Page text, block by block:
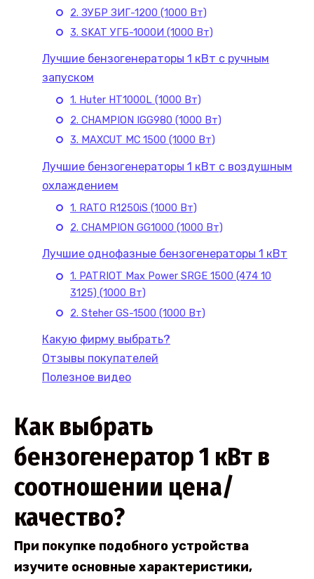
2. ЗУБР ЗИГ-1200 (1000 Вт)
3. SKAT УГБ-1000И (1000 Вт)
Лучшие бензогенераторы 1 кВт с ручным
запуском
1. Huter HT1000L (1000 Вт)
2. CHAMPION IGG980 (1000 Вт)
3. MAXCUT MC 1500 (1000 Вт)
Лучшие бензогенераторы 1 кВт с воздушным
охлаждением
1. RATO R1250iS (1000 Вт)
2. CHAMPION GG1000 (1000 Вт)
Лучшие однофазные бензогенераторы 1 кВт
1. PATRIOT Max Power SRGE 1500 (474 10
3125) (1000 Вт)
2. Steher GS-1500 (1000 Вт)
Какую фирму выбрать?
Отзывы покупателей
Полезное видео
Как выбрать
бензогенератор 1 кВт в
соотношении цена/
качество?
При покупке подобного устройства
изучите основные характеристики,